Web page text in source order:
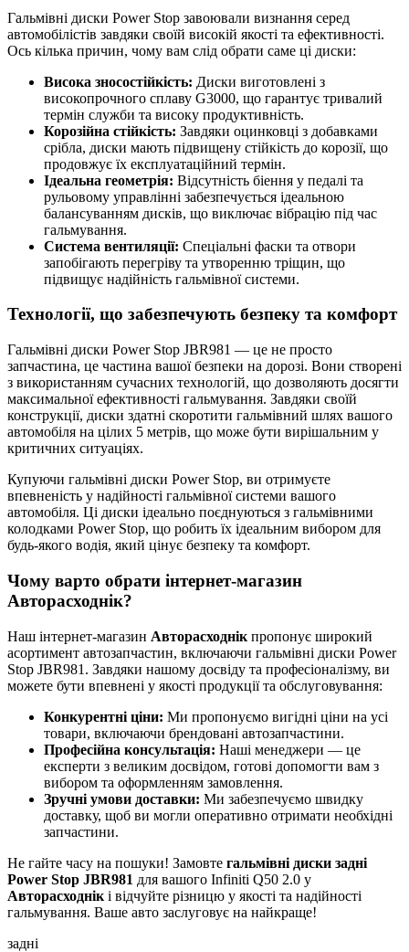
Гальмівні диски Power Stop завоювали визнання серед
автомобілістів завдяки своїй високій якості та ефективності.
Ось кілька причин, чому вам слід обрати саме ці диски:
Висока зносостійкість: Диски виготовлені з
високопрочного сплаву G3000, що гарантує тривалий
термін служби та високу продуктивність.
Корозійна стійкість: Завдяки оцинковці з добавками
срібла, диски мають підвищену стійкість до корозії, що
продовжує їх експлуатаційний термін.
Ідеальна геометрія: Відсутність біення у педалі та
рульовому управлінні забезпечується ідеальною
балансуванням дисків, що виключає вібрацію під час
гальмування.
Система вентиляції: Спеціальні фаски та отвори
запобігають перегріву та утворенню тріщин, що
підвищує надійність гальмівної системи.
Технології, що забезпечують безпеку та комфорт
Гальмівні диски Power Stop JBR981 — це не просто
запчастина, це частина вашої безпеки на дорозі. Вони створені
з використанням сучасних технологій, що дозволяють досягти
максимальної ефективності гальмування. Завдяки своїй
конструкції, диски здатні скоротити гальмівний шлях вашого
автомобіля на цілих 5 метрів, що може бути вирішальним у
критичних ситуаціях.
Купуючи гальмівні диски Power Stop, ви отримуєте
впевненість у надійності гальмівної системи вашого
автомобіля. Ці диски ідеально поєднуються з гальмівними
колодками Power Stop, що робить їх ідеальним вибором для
будь-якого водія, який цінує безпеку та комфорт.
Чому варто обрати інтернет-магазин
Авторасходнік?
Наш інтернет-магазин Авторасходнік пропонує широкий
асортимент автозапчастин, включаючи гальмівні диски Power
Stop JBR981. Завдяки нашому досвіду та професіоналізму, ви
можете бути впевнені у якості продукції та обслуговування:
Конкурентні ціни: Ми пропонуємо вигідні ціни на усі
товари, включаючи брендовані автозапчастини.
Професійна консультація: Наші менеджери — це
експерти з великим досвідом, готові допомогти вам з
вибором та оформленням замовлення.
Зручні умови доставки: Ми забезпечуємо швидку
доставку, щоб ви могли оперативно отримати необхідні
запчастини.
Не гайте часу на пошуки! Замовте гальмівні диски задні
Power Stop JBR981 для вашого Infiniti Q50 2.0 у
Авторасходнік і відчуйте різницю у якості та надійності
гальмування. Ваше авто заслуговує на найкраще!
задні